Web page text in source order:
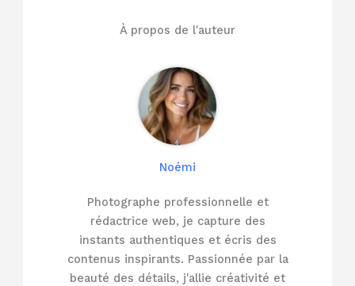
À propos de l'auteur
Noémi
Photographe professionnelle et
rédactrice web, je capture des
instants authentiques et écris des
contenus inspirants. Passionnée par la
beauté des détails, j'allie créativité et